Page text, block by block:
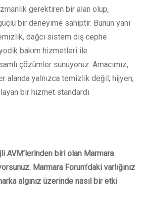
gerektiren bir alan olup,
bir deneyime sahiptir. Bunun yanı
dağcı sistem dış cephe
bakım hizmetleri ile
çözümler sunuyoruz. Amacımız,
alanda yalnızca temizlik değil; hijyen,
bir hizmet standardı
AVM’lerinden biri olan Marmara
Marmara Forum’daki varlığınız
algınız üzerinde nasıl bir etki